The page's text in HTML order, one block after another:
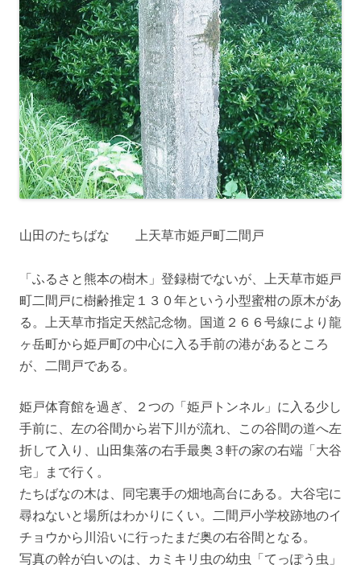
山田のたちばな 上天草市姫戸町二間戸
「ふるさと熊本の樹木」登録樹でないが、上天草市姫戸
町二間戸に樹齢推定１３０年という小型蜜柑の原木があ
る。上天草市指定天然記念物。国道２６６号線により龍
ヶ岳町から姫戸町の中心に入る手前の港があるところ
が、二間戸である。
姫戸体育館を過ぎ、２つの「姫戸トンネル」に入る少し
手前に、左の谷間から岩下川が流れ、この谷間の道へ左
折して入り、山田集落の右手最奥３軒の家の右端「大谷
宅」まで行く。
たちばなの木は、同宅裏手の畑地高台にある。大谷宅に
尋ねないと場所はわかりにくい。二間戸小学校跡地のイ
チョウから川沿いに行ったまだ奥の右谷間となる。
写真の幹が白いのは、カミキリ虫の幼虫「てっぽう虫」